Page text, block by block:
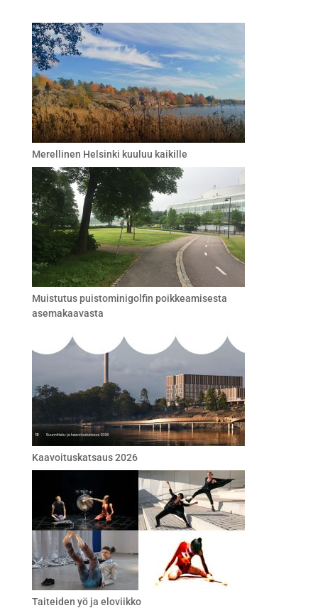
Merellinen Helsinki kuuluu kaikille
Muistutus puistominigolfin poikkeamisesta
asemakaavasta
Kaavoituskatsaus 2026
Taiteiden yö ja eloviikko